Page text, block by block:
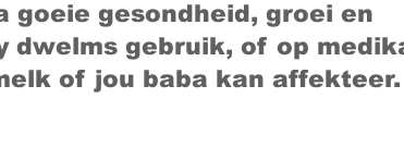
goeie gesondheid, groei en
gebruik, of op
of jou baba kan affekteer.